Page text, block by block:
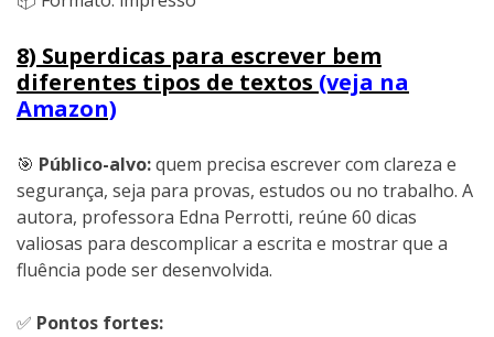
8) Superdicas para escrever bem
diferentes tipos de textos (veja na
Amazon)
🎯 Público-alvo:quem precisa escrever com clareza e
segurança, seja para provas, estudos ou no trabalho. A
autora, professora Edna Perrotti, reúne 60 dicas
valiosas para descomplicar a escrita e mostrar que a
fluência pode ser desenvolvida.
✅ Pontos fortes: